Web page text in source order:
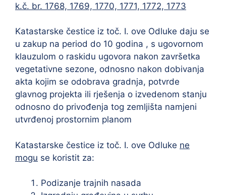
k.č. br. 1768, 1769, 1770, 1771, 1772, 1773
Katastarske čestice iz toč. I. ove Odluke daju se
u zakup na period do 10 godina , s ugovornom
klauzulom o raskidu ugovora nakon završetka
vegetativne sezone, odnosno nakon dobivanja
akta kojim se odobrava gradnja, potvrde
glavnog projekta ili rješenja o izvedenom stanju
odnosno do privođenja tog zemljišta namjeni
utvrđenoj prostornim planom
Katastarske čestice iz toč. I. ove Odluke ne
mogu se koristit za:
Podizanje trajnih nasada